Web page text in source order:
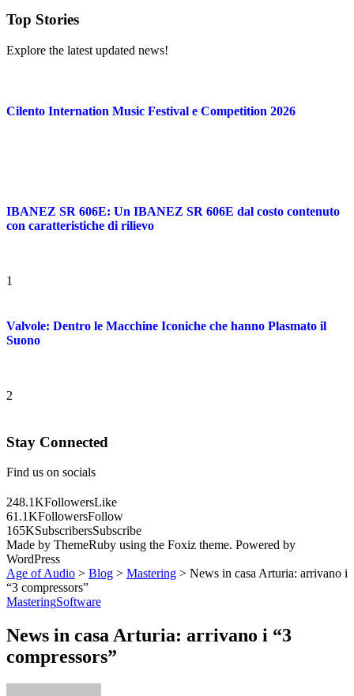
Top Stories
Explore the latest updated news!
Cilento Internation Music Festival e Competition 2026
IBANEZ SR 606E: Un IBANEZ SR 606E dal costo contenuto
con caratteristiche di rilievo
1
Valvole: Dentro le Macchine Iconiche che hanno Plasmato il
Suono
2
Stay Connected
Find us on socials
248.1KFollowersLike
61.1KFollowersFollow
165KSubscribersSubscribe
Made by ThemeRuby using the Foxiz theme. Powered by
WordPress
Age of Audio > Blog > Mastering > News in casa Arturia: arrivano i
“3 compressors”
MasteringSoftware
News in casa Arturia: arrivano i “3
compressors”